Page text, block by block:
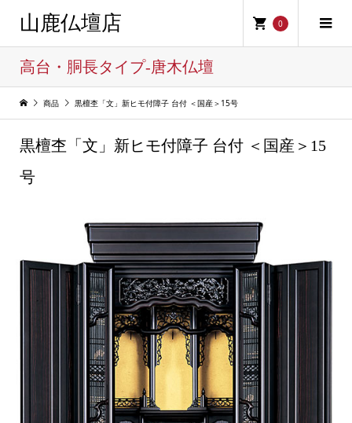
山鹿仏壇店 0
高台・胴長タイプ-唐木仏壇
商品 黒檀杢「文」新ヒモ付障子 台付 ＜国産＞15号
黒檀杢「文」新ヒモ付障子 台付 ＜国産＞15
号